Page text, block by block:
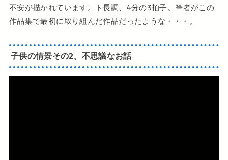
不安が描かれています。ト長調、4分の3拍子。筆者がこの
作品集で最初に取り組んだ作品だったような・・・。
子供の情景その2、不思議なお話